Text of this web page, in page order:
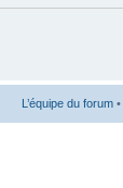
L’équipe du forum •